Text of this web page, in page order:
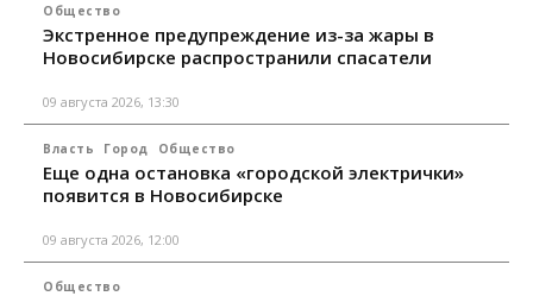
Общество
Экстренное предупреждение из-за жары в
Новосибирске распространили спасатели
09 августа 2026, 13:30
Власть Город Общество
Еще одна остановка «городской электрички»
появится в Новосибирске
09 августа 2026, 12:00
Общество